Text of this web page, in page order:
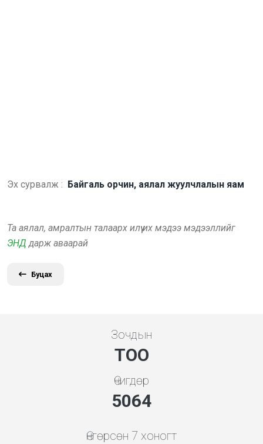
Эх сурвалж : Байгаль орчин, аялал жуулчлалын яам
Та аялал, амралтын талаарх илүү их мэдээ мэдээллийг
ЭНД дарж аваарай
Буцах
Зочдын
ТОО
Өчигдөр
5453
Өнгөрсөн 7 хоногт